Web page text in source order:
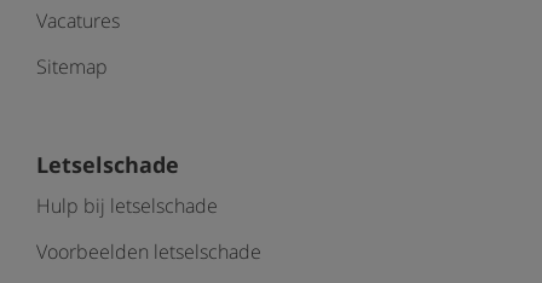
Vacatures
Sitemap
Letselschade
Hulp bij letselschade
Voorbeelden letselschade